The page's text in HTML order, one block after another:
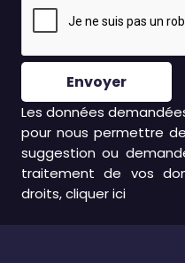
Envoyer
Les données
pour nous permettre
suggestion ou
traitement de vos
droits, cliquerici